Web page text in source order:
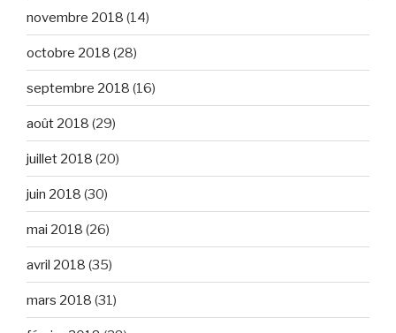
novembre 2018 (14)
octobre 2018 (28)
septembre 2018 (16)
août 2018 (29)
juillet 2018 (20)
juin 2018 (30)
mai 2018 (26)
avril 2018 (35)
mars 2018 (31)